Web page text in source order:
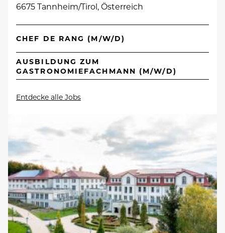
6675 Tannheim/Tirol, Österreich
CHEF DE RANG (M/W/D)
AUSBILDUNG ZUM
GASTRONOMIEFACHMANN (M/W/D)
Entdecke alle Jobs